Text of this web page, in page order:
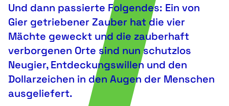
Und dann passierte Folgendes: Ein von
Gier getriebener Zauber hat die vier
Mächte geweckt und die zauberhaft
verborgenen Orte sind nun schutzlos
Neugier, Entdeckungswillen und den
Dollarzeichen in den Augen der Menschen
ausgeliefert.